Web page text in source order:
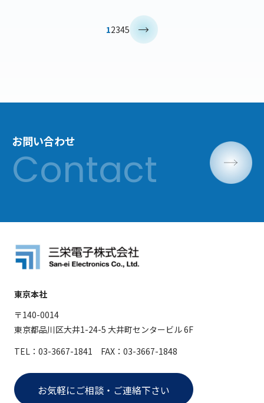
12345
お問い合わせ
東京本社
〒140-0014
東京都品川区大井1-24-5 大井町センタービル 6F
TEL：03-3667-1841 FAX：03-3667-1848
お気軽にご相談・ご連絡下さい